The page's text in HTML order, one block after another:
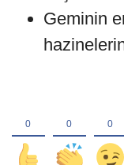
Geminin